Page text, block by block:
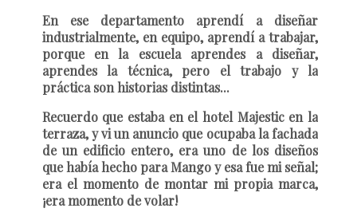
En ese departamento aprendí a diseñar
industrialmente, en equipo, aprendí a trabajar,
porque en la escuela aprendes a diseñar,
aprendes la técnica, pero el trabajo y la
práctica son historias distintas...
Recuerdo que estaba en el hotel Majestic en la
terraza, y vi un anuncio que ocupaba la fachada
de un edificio entero, era uno de los diseños
que había hecho para Mango y esa fue mi señal;
era el momento de montar mi propia marca,
¡era momento de volar!